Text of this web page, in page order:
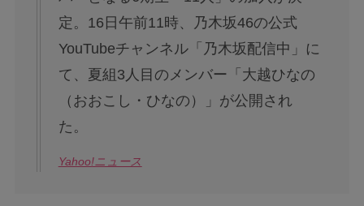
定。16日午前11時、乃木坂46の公式
YouTubeチャンネル「乃木坂配信中」に
て、夏組3人目のメンバー「大越ひなの
（おおこし・ひなの）」が公開され
た。
Yahoo!ニュース